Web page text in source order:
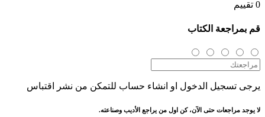
0 تقييم
قم بمراجعة الكتاب
يرجى تسجيل الدخول او انشاء حساب للتمكن من نشر اقتباس
لا يوجد مراجعات حتى الآن، كن اول من يراجع الأديب وصناعته.